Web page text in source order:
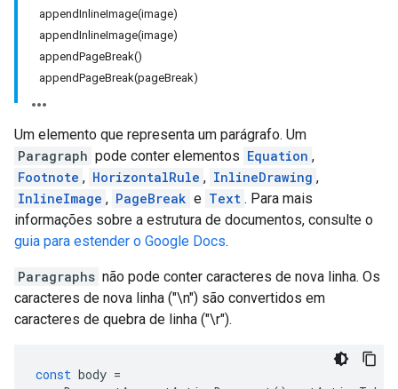
appendInlineImage(image)
appendInlineImage(image)
appendPageBreak()
appendPageBreak(pageBreak)
Um elemento que representa um parágrafo. Um
Paragraph pode conter elementos Equation ,
Footnote , HorizontalRule , InlineDrawing ,
InlineImage , PageBreak e Text . Para mais
informações sobre a estrutura de documentos, consulte o
guia para estender o Google Docs.
Paragraphs não pode conter caracteres de nova linha. Os
caracteres de nova linha ("\n") são convertidos em
caracteres de quebra de linha ("\r").
const body =